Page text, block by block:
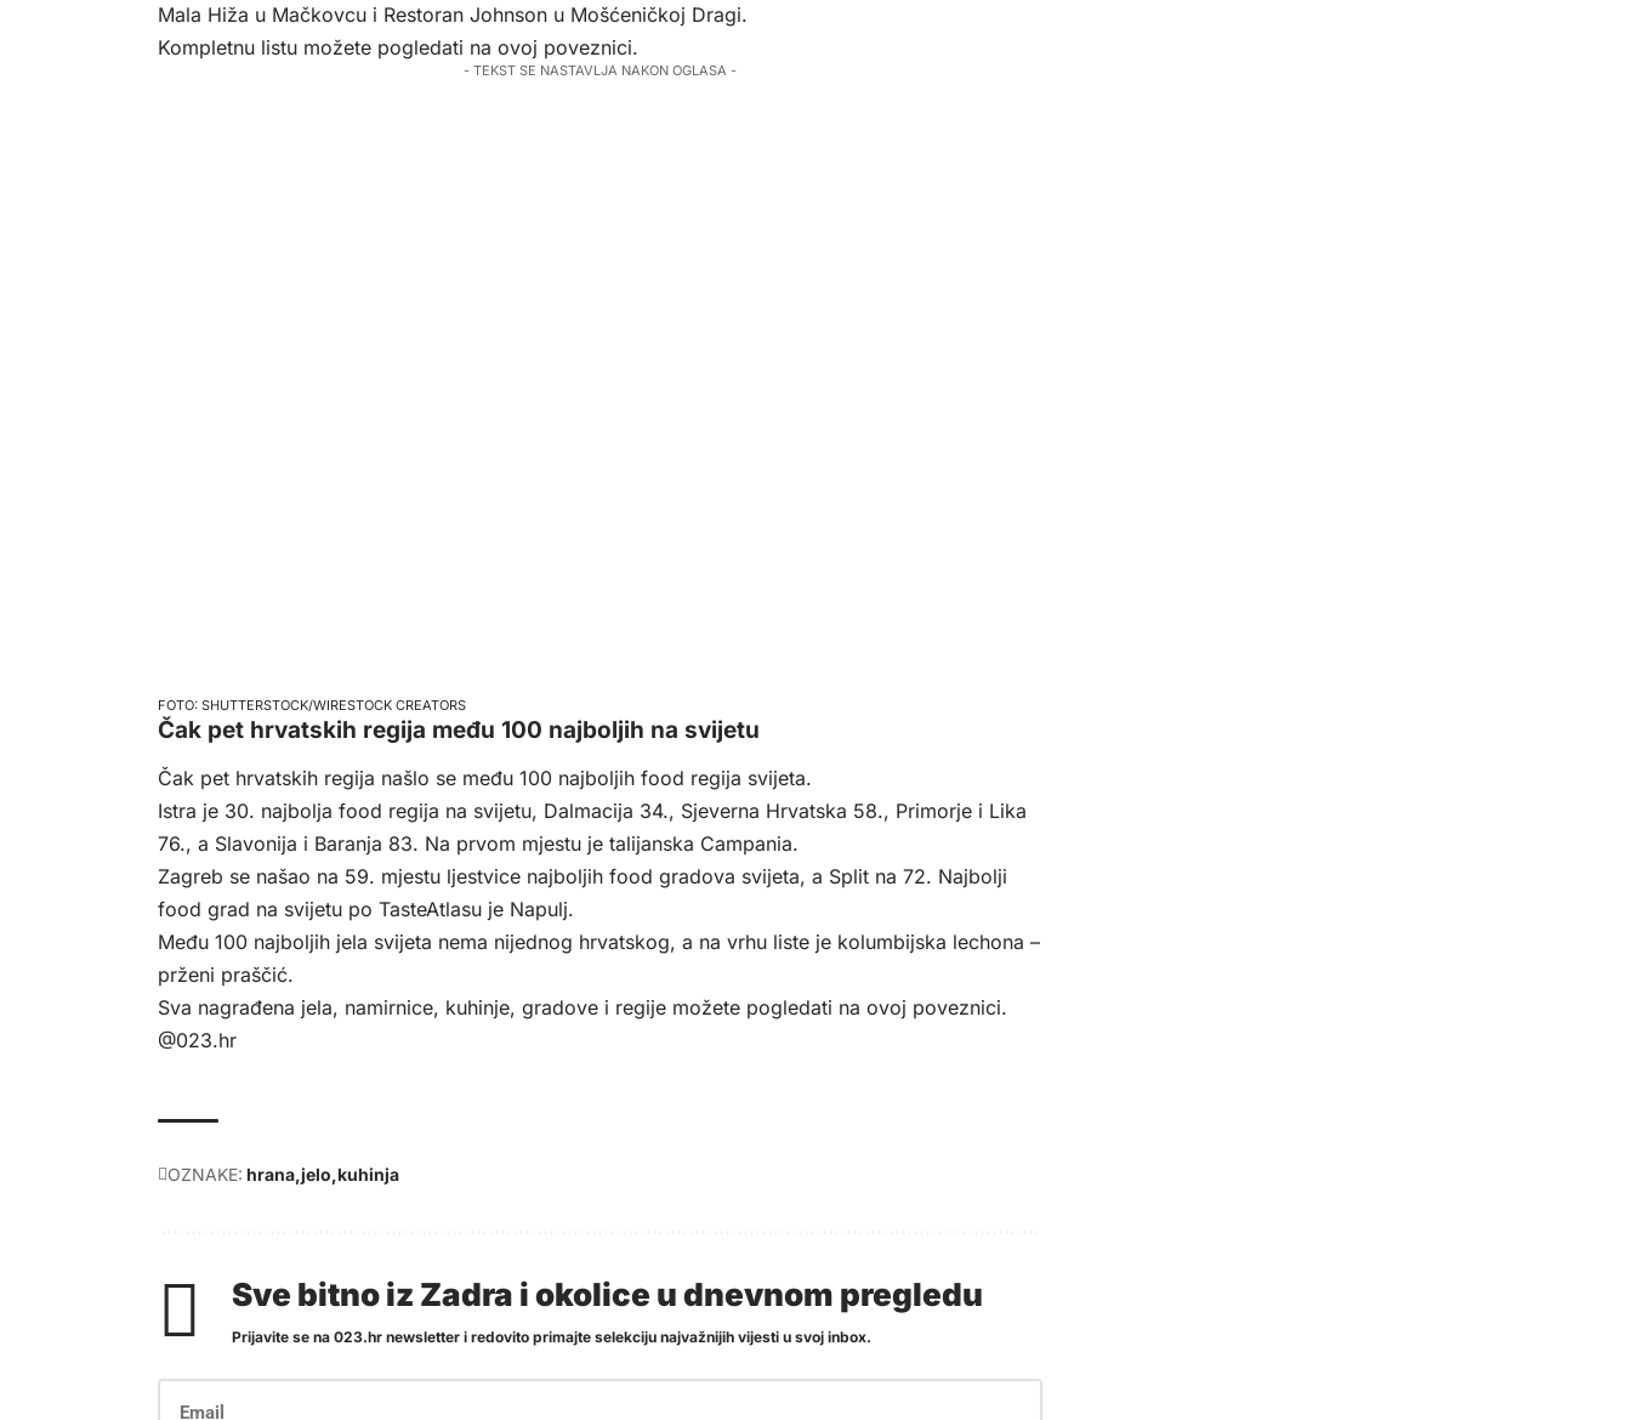
Mala Hiža u Mačkovcu i Restoran Johnson u Mošćeničkoj Dragi.
Kompletnu listu možete pogledati na ovoj poveznici.
- TEKST SE NASTAVLJA NAKON OGLASA -
SHUTTERSTOCK/WIRESTOCK CREATORS
Čak pet hrvatskih regija među 100 najboljih na svijetu
Čak pet hrvatskih regija našlo se među 100 najboljih food regija svijeta.
Istra je 30. najbolja food regija na svijetu, Dalmacija 34., Sjeverna Hrvatska 58., Primorje i Lika
76., a Slavonija i Baranja 83. Na prvom mjestu je talijanska Campania.
Zagreb se našao na 59. mjestu ljestvice najboljih food gradova svijeta, a Split na 72. Najbolji
food grad na svijetu po TasteAtlasu je Napulj.
Među 100 najboljih jela svijeta nema nijednog hrvatskog, a na vrhu liste je kolumbijska lechona –
prženi praščić.
Sva nagrađena jela, namirnice, kuhinje, gradove i regije možete pogledati na ovoj poveznici.
@023.hr
OZNAKE: hrana jelo kuhinja
Sve bitno iz Zadra i okolice u dnevnom pregledu
Prijavite se na 023.hr newsletter i redovito primajte selekciju najvažnijih vijesti u svoj inbox.